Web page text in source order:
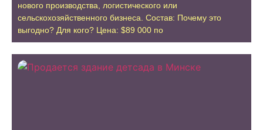
нового производства, логистического или
сельскохозяйственного бизнеса. Состав: Почему это
выгодно? Для кого? Цена: $89 000 по